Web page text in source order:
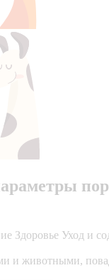
Здоровье Уход и
и животными,